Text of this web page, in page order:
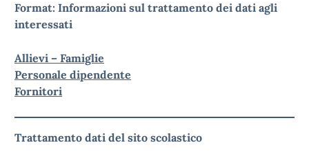
Format: Informazioni sul trattamento dei dati agli
interessati
Allievi – Famiglie
Personale dipendente
Fornitori
Trattamento dati del sito scolastico